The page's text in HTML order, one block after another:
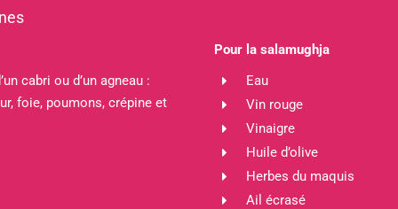
cabri ou d’un agneau :
foie, poumons, crépine et
Pour la salamughja
Eau
Vin rouge
Vinaigre
Huile d’olive
Herbes du maquis
Ail écrasé